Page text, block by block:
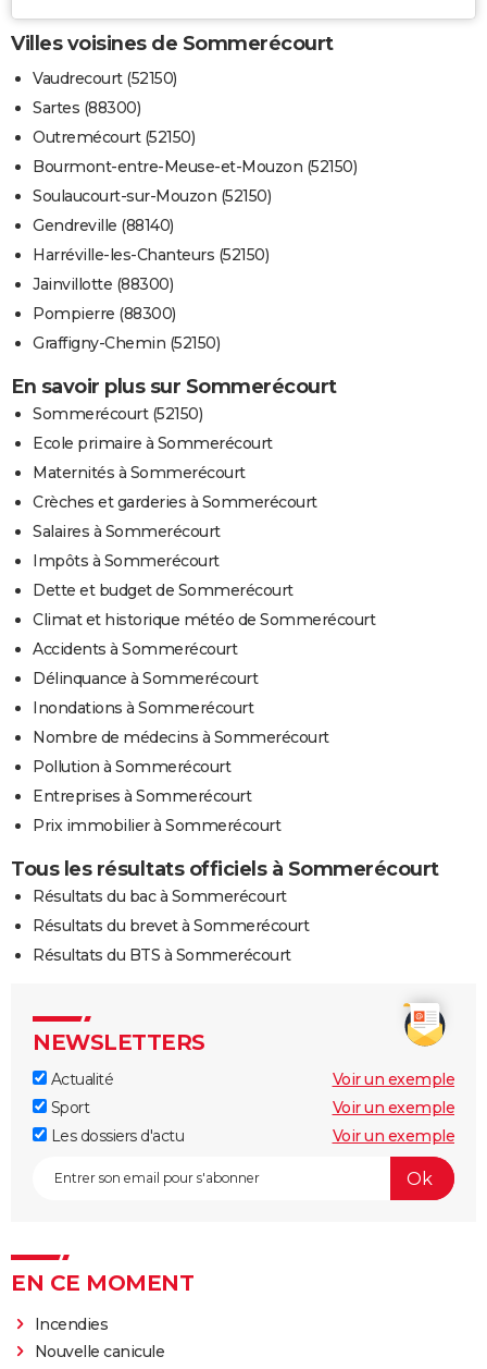
Villes voisines de Sommerécourt
Vaudrecourt (52150)
Sartes (88300)
Outremécourt (52150)
Bourmont-entre-Meuse-et-Mouzon (52150)
Soulaucourt-sur-Mouzon (52150)
Gendreville (88140)
Harréville-les-Chanteurs (52150)
Jainvillotte (88300)
Pompierre (88300)
Graffigny-Chemin (52150)
En savoir plus sur Sommerécourt
Sommerécourt (52150)
Ecole primaire à Sommerécourt
Maternités à Sommerécourt
Crèches et garderies à Sommerécourt
Salaires à Sommerécourt
Impôts à Sommerécourt
Dette et budget de Sommerécourt
Climat et historique météo de Sommerécourt
Accidents à Sommerécourt
Délinquance à Sommerécourt
Inondations à Sommerécourt
Nombre de médecins à Sommerécourt
Pollution à Sommerécourt
Entreprises à Sommerécourt
Prix immobilier à Sommerécourt
Tous les résultats officiels à Sommerécourt
Résultats du bac à Sommerécourt
Résultats du brevet à Sommerécourt
Résultats du BTS à Sommerécourt
NEWSLETTERS
Actualité
Voir un exemple
Sport
Voir un exemple
Les dossiers d'actu
Voir un exemple
EN CE MOMENT
Incendies
Nouvelle canicule